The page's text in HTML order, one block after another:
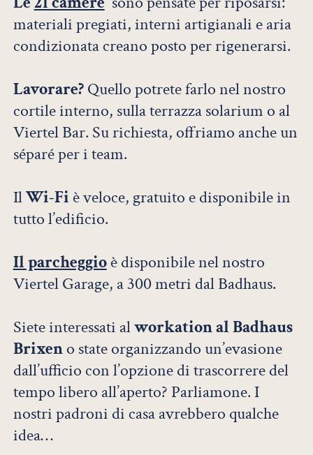
materiali pregiati, interni artigianali e aria
condizionata creano posto per rigenerarsi.
Lavorare?Quello potrete farlo nel nostro
cortile interno, sulla terrazza solarium o al
Viertel Bar. Su richiesta, offriamo anche un
séparé per i team.
IlWi-Fi è veloce, gratuito e disponibile in
tutto l’edificio.
Il parcheggioè disponibile nel nostro
Viertel Garage, a 300 metri dal Badhaus.
Siete interessati alworkation al Badhaus
Brixeno state organizzando un’evasione
dall’ufficio con l’opzione di trascorrere del
tempo libero all’aperto? Parliamone. I
nostri padroni di casa avrebbero qualche
idea…